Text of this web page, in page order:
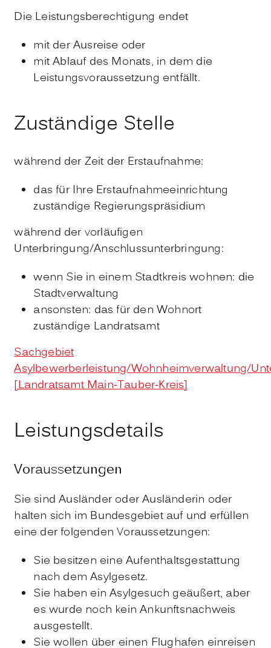
Die Leistungsberechtigung endet
mit der Ausreise oder
mit Ablauf des Monats, in dem die
Leistungsvoraussetzung entfällt.
Zuständige Stelle
während der Zeit der Erstaufnahme:
das für Ihre Erstaufnahmeeinrichtung
zuständige Regierungspräsidium
während der vorläufigen
Unterbringung/Anschlussunterbringung:
wenn Sie in einem Stadtkreis wohnen: die
Stadtverwaltung
ansonsten: das für den Wohnort
zuständige Landratsamt
Sachgebiet
Asylbewerberleistung/Wohnheimverwaltung/
[Landratsamt Main-Tauber-Kreis]
Leistungsdetails
Voraussetzungen
Sie sind Ausländer oder Ausländerin oder
halten sich im Bundesgebiet auf und erfüllen
eine der folgenden Voraussetzungen:
Sie besitzen eine Aufenthaltsgestattung
nach dem Asylgesetz.
Sie haben ein Asylgesuch geäußert, aber
es wurde noch kein Ankunftsnachweis
ausgestellt.
Sie wollen über einen Flughafen einreisen